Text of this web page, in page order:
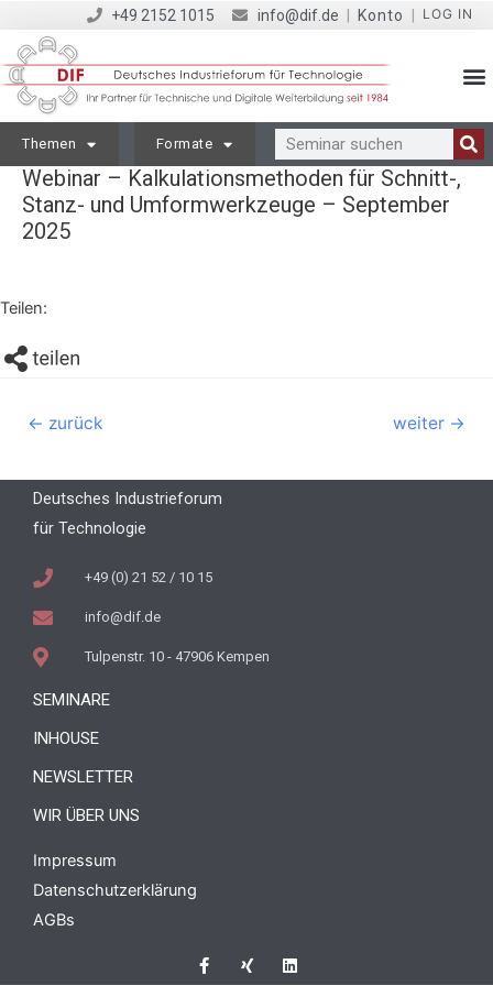
+49 2152 1015 info@dif.de Konto LOG IN
Themen Formate
Webinar – Kalkulationsmethoden für Schnitt-,
Stanz- und Umformwerkzeuge – September
2025
Teilen:
← zurück weiter →
Deutsches Industrieforum
für Technologie
+49 (0) 21 52 / 10 15
info@dif.de
Tulpenstr. 10 - 47906 Kempen
SEMINARE
INHOUSE
NEWSLETTER
WIR ÜBER UNS
Impressum
Datenschutzerklärung
AGBs